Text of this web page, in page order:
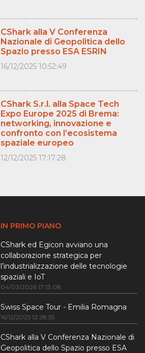
CShark alla V Conferenza
Nazionale di Geopolitica dello
Spazio presso ESA ESRIN
16/12/2025 10:52:49
CShark S.r.l. alla Space Tech
Expo Europe 2025 di Brema:
networking, innovazione e
confronto con l’ecosistema
spaziale europeo
12/12/2025 17:17:28
IN PRIMO PIANO
CShark ed Egicon avviano una
collaborazione strategica per
l’industrializzazione delle tecnologie
spaziali e IoT
04/03/2026 17:13:08
Swiss Space Tour - Emilia Romagna
16/12/2025 12:28:55
CShark alla V Conferenza Nazionale di
Geopolitica dello Spazio presso ESA